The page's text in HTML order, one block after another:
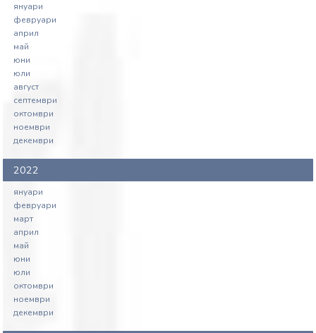
януари
февруари
април
май
юни
юли
август
септември
октомври
ноември
декември
2022
януари
февруари
март
април
май
юни
юли
октомври
ноември
декември